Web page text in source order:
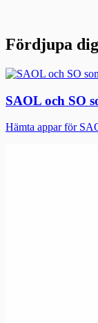
Fördjupa
SAOL och SO
Hämta appar för